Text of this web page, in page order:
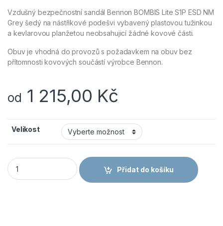
Vzdušný bezpečnostní sandál Bennon BOMBIS Lite S1P ESD NM
Grey šedý na nástřikové podešvi vybavený plastovou tužinkou
a kevlarovou planžetou neobsahujicí žádné kovové části.
Obuv je vhodná do provozů s požadavkem na obuv bez
přítomnosti kovových součástí výrobce Bennon.
od 1 215,00 Kč
Velikost
Obuv Bennon BOMBIS Lite S1P ESD NM Grey sandál šedá
Přidat do košíku